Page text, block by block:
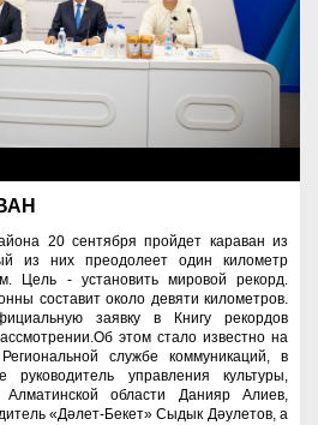
20 сентября пройдет караван из
из них преодолеет один километр
Цель - установить мировой рекорд.
составит около девяти километров.
заявку в Книгу рекордов
этом стало известно на
службе коммуникаций, в
руководитель управления культуры,
области Данияр Алиев,
«Дәлет-Бекет» Сыдык Дәулетов, а